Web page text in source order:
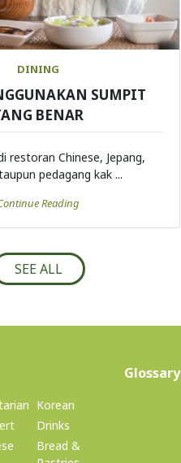
DINING
SUMPIT
BENAR
restoran Chinese, Jepang,
pedagang kak ...
Reading
SEE ALL
Korean
Drinks
Bread &
Glossary